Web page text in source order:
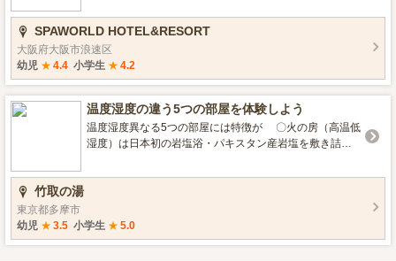
います。 このリラックス空間で至福のひとときをお過ご
しください。
SPAWORLD HOTEL&RESORT
大阪府大阪市浪速区
幼児 ★ 4.4 小学生 ★ 4.2
温度湿度の違う5つの部屋を体験しよう
温度湿度異なる5つの部屋には特徴が 〇火の房（高温低
湿度）は日本初の岩塩浴・パキスタン産岩塩を敷き詰め
石を使用した珍しい部屋 〇玉の房（高温高湿度）は玉
ブラックゲルマニウムやトルマリン・遠赤外線ボー
ル等他板ベットも用意 〇楽の房（中温低湿度）はメノ
竹取の湯
東京都多摩市
幼児 ★ 3.5 小学生 ★ 5.0